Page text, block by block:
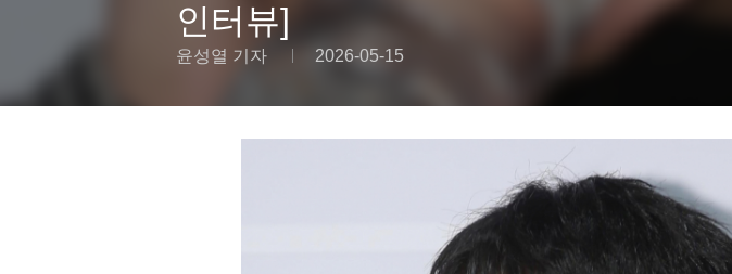
인터뷰]
윤성열 기자 2026-05-15